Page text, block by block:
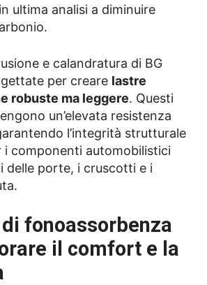
ultima analisi a diminuire
e calandratura di BG
per creare lastre
robuste ma leggere. Questi
un’elevata resistenza
l’integrità strutturale
i componenti automobilistici
delle porte, i cruscotti e i
fonoassorbenza
il comfort e la